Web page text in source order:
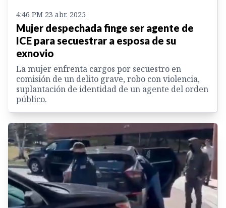
4:46 PM 23 abr. 2025
Mujer despechada finge ser agente de
ICE para secuestrar a esposa de su
exnovio
La mujer enfrenta cargos por secuestro en
comisión de un delito grave, robo con violencia,
suplantación de identidad de un agente del orden
público.